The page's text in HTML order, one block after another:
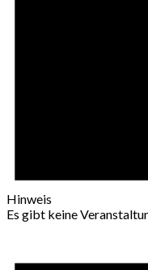
Hinweis
Es gibt keine